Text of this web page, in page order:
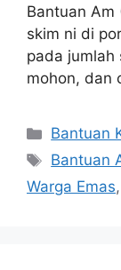
Bantuan
skim ni di
pada jumlah
mohon, dan
Bantuan
Tags
Bantuan
Warga Emas,